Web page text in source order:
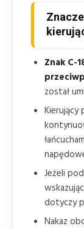
Znak C-
został
Kierujący
Jeżeli
dotyczy
Nakaz